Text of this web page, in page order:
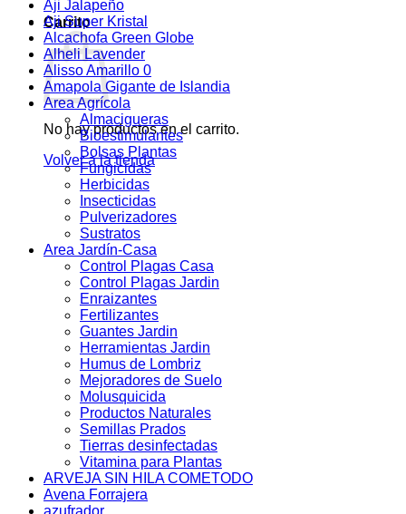
Carrito
No hay productos en el carrito.
Volver a la tienda
Aji Jalapeño
Aji Super Kristal
Alcachofa Green Globe
Alheli Lavender
Alisso Amarillo 0
Amapola Gigante de Islandia
Area Agrícola
Almacigueras
Bioestimulantes
Bolsas Plantas
Fungicidas
Herbicidas
Insecticidas
Pulverizadores
Sustratos
Area Jardín-Casa
Control Plagas Casa
Control Plagas Jardin
Enraizantes
Fertilizantes
Guantes Jardin
Herramientas Jardin
Humus de Lombriz
Mejoradores de Suelo
Molusquicida
Productos Naturales
Semillas Prados
Tierras desinfectadas
Vitamina para Plantas
ARVEJA SIN HILA COMETODO
Avena Forrajera
azufrador